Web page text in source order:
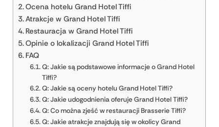
Ocena hotelu Grand Hotel Tiffi
Atrakcje w Grand Hotel Tiffi
Restauracja w Grand Hotel Tiffi
Opinie o lokalizacji Grand Hotel Tiffi
FAQ
Q: Jakie są podstawowe informacje o Grand Hotel
Tiffi?
Q: Jakie są oceny hotelu Grand Hotel Tiffi?
Q: Jakie udogodnienia oferuje Grand Hotel Tiffi?
Q: Co można zjeść w restauracji Brasserie Tiffi?
Q: Jakie atrakcje znajdują się w okolicy Grand